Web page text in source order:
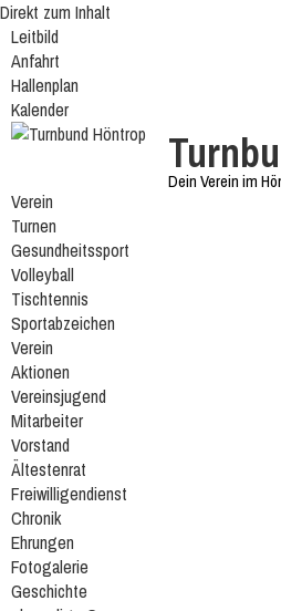
Direkt zum Inhalt
Leitbild
Anfahrt
Hallenplan
Kalender
Dein Verein im
Verein
Turnen
Gesundheitssport
Volleyball
Tischtennis
Sportabzeichen
Verein
Aktionen
Vereinsjugend
Mitarbeiter
Vorstand
Ältestenrat
Freiwilligendienst
Chronik
Ehrungen
Fotogalerie
Geschichte